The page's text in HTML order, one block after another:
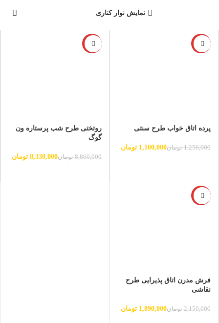
نمایش نوار کناری
-12%
پرده اتاق خواب طرح سنتی
1,250,000 تومان1,100,000 تومان
-6%
روتختی طرح شب پرستاره ون
گوگ
8,860,000 تومان8,330,000 تومان
-12%
فرش مدرن اتاق پذیرایی طرح
نقاشی
2,150,000 تومان1,890,000 تومان